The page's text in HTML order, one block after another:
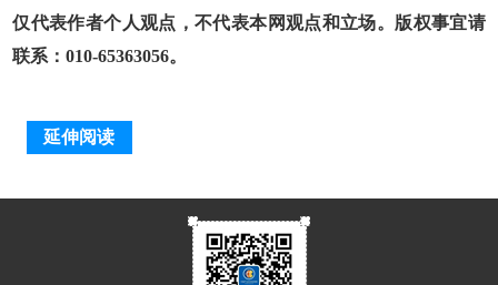
仅代表作者个人观点，不代表本网观点和立场。版权事宜请
联系：010-65363056。
延伸阅读